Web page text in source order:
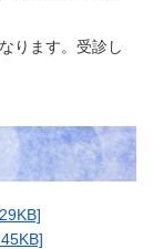
ります。受診し